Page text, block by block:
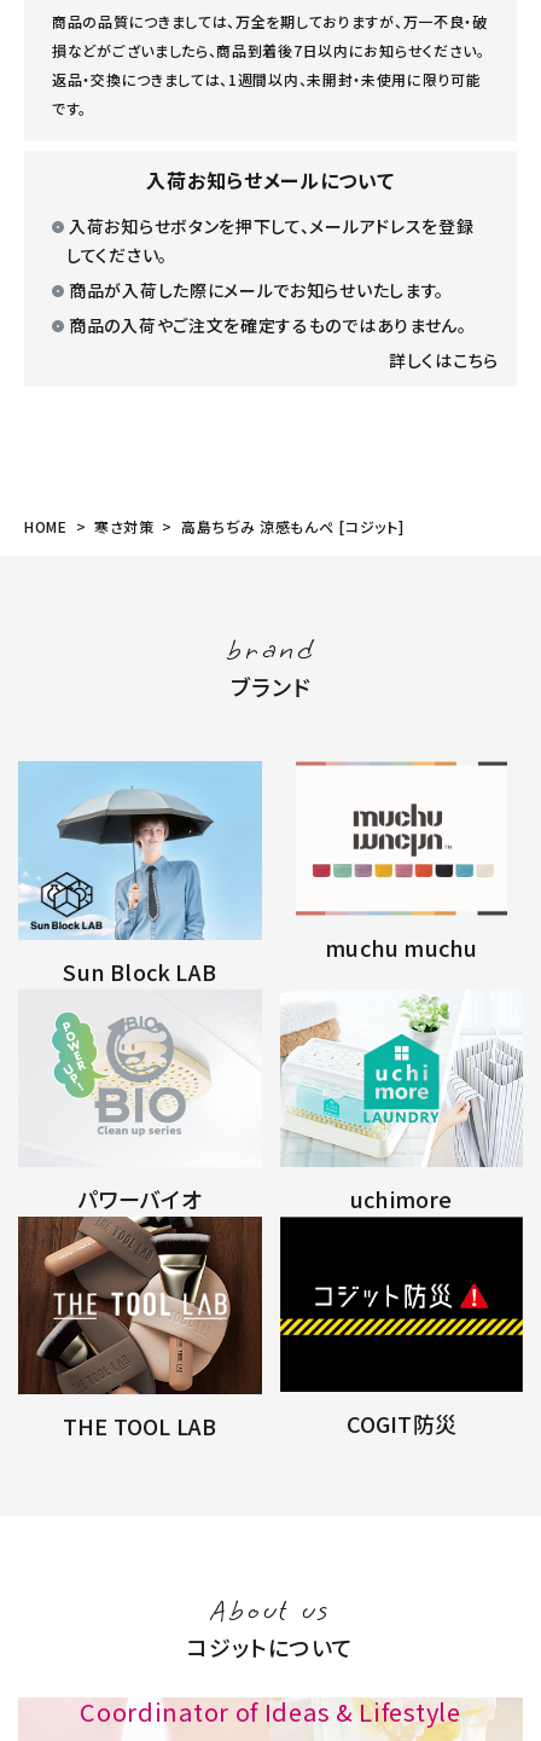
商品の品質につきましては、万全を期しておりますが、万一不良・破
損などがございましたら、商品到着後7日以内にお知らせください。
返品・交換につきましては、1週間以内、未開封・未使用に限り可能
です。
入荷お知らせメールについて
入荷お知らせボタンを押下して、メールアドレスを登録
してください。
商品が入荷した際にメールでお知らせいたします。
商品の入荷やご注文を確定するものではありません。
詳しくはこちら
HOME 寒さ対策 高島ちぢみ 涼感もんぺ [コジット]
brand
ブランド
Sun Block LAB
muchu muchu
パワーバイオ uchimore
THE TOOL LAB COGIT防災
About us
コジットについて
Coordinator of Ideas & Lifestyle